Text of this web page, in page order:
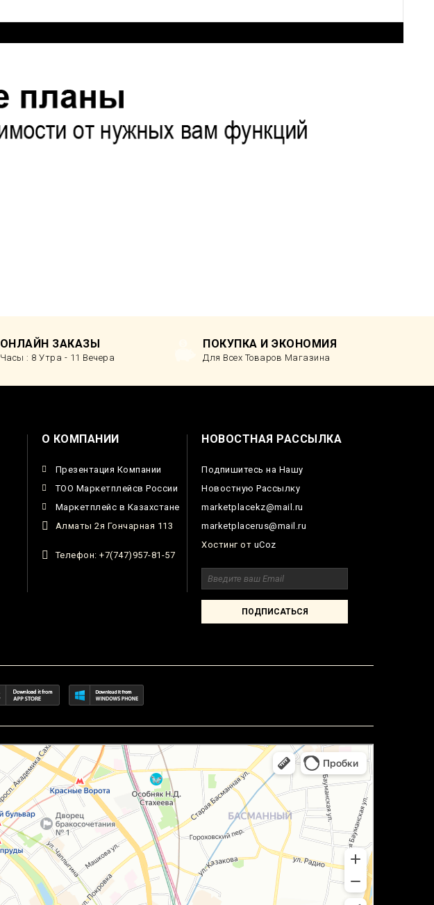
ОНЛАЙН ЗАКАЗЫ
Часы : 8 Утра - 11 Вечера
ПОКУПКА И ЭКОНОМИЯ
Для Всех Товаров Магазина
О КОМПАНИИ
Презентация Компании
ТОО Маркетплейсв России
Маркетплейс в Казахстане
Алматы 2я Гончарная 113
Телефон: +7(747)957-81-57
НОВОСТНАЯ РАССЫЛКА
Подпишитесь на Нашу
Новостную Рассылку
marketplacekz@mail.ru
marketplacerus@mail.ru
Хостинг от uCoz
ПОДПИСАТЬСЯ